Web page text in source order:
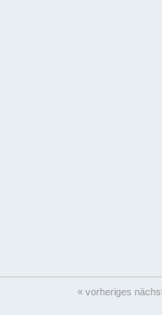
« vorheriges